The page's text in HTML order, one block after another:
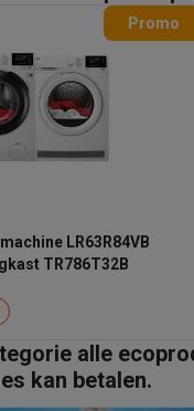
Promo
LR63R84VB
TR786T32B
alle
kan betalen.